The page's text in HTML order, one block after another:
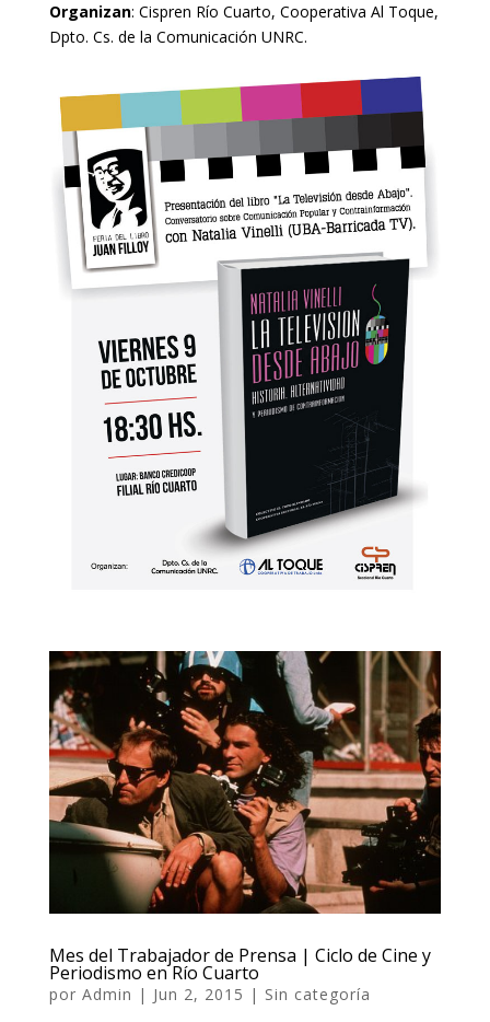
Organizan: Cispren Río Cuarto, Cooperativa Al Toque,
Dpto. Cs. de la Comunicación UNRC.
Mes del Trabajador de Prensa | Ciclo de Cine y
Periodismo en Río Cuarto
por Admin | Jun 2, 2015 | Sin categoría